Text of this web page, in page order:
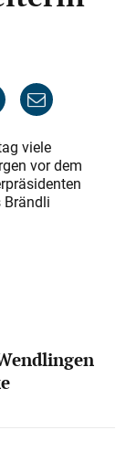
viele
vor dem